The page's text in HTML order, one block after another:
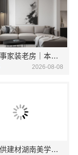
江汉省事家装老房｜本地快装（湖北）科技有限公司老房翻新快速交付服务
2026-08-08
源头直供建材湖南美学筑家建材商铺装修，性价比之选